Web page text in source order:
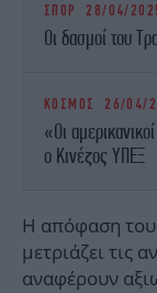
ΣΠΟΡ 28/04/
Οι δασμοί του
ΚΟΣΜΟΣ 26/04/
«Οι
ο Κινέζος ΥΠΕΞ
Η απόφαση
μετριάζει τις
αναφέρουν